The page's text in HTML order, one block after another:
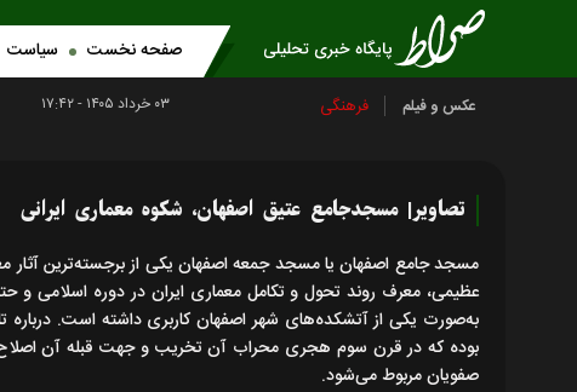
صفحه نخست سیاست
عکس و فیلم فرهنگی ۰۳ خرداد ۱۴۰۵ - ۱۷:۴۲
تصاویر| مسجدجامع عتیق اصفهان، شکوه معماری ایرانی
مسجد جامع اصفهان یا مسجد جمعه اصفهان یکی از برجسته‌ترین
عظیمی، معرف روند تحول و تکامل معماری ایران در دوره اسلامی
به‌صورت یکی از آتشکده‌های شهر اصفهان کاربری داشته است.
بوده که در قرن سوم هجری محراب آن تخریب و جهت قبله آن
صفویان مربوط می‌شود.